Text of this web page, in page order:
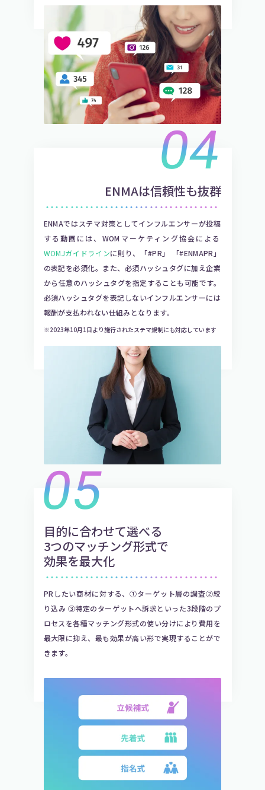
04
ENMAは信頼性も抜群
・・・・・・・・・・・・・・・・・・・・・・・・・・・・・・・・・・・
ENMAではステマ対策としてインフルエンサーが投稿
する動画には、WOMマーケティング協会による
WOMJガイドラインに則り、「#PR」 「#ENMAPR」
の表記を必須化。また、必須ハッシュタグに加え企業
から任意のハッシュタグを指定することも可能です。
必須ハッシュタグを表記しないインフルエンサーには
報酬が支払われない仕組みとなります。
※2023年10月1日より施行されたステマ規制にも対応しています
05
目的に合わせて選べる
3つのマッチング形式で
効果を最大化
・・・・・・・・・・・・・・・・・・・・・・・・・・・・・・・・・・・
PRしたい商材に対する、①ターゲット層の調査②絞
り込み ③特定のターゲットへ訴求といった3段階のプ
ロセスを各種マッチング形式の使い分けにより費用を
最大限に抑え、最も効果が高い形で実現することがで
きます。